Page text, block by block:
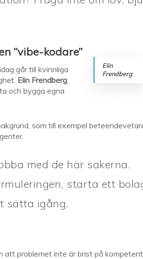
”vibe-kodare”
Elin
Frendberg
går till kvinnliga
Elin Frendberg,
och bygga egna
som till exempel
med de här sakerna.
starta ett
sätta igång.
att problemet inte är brist på